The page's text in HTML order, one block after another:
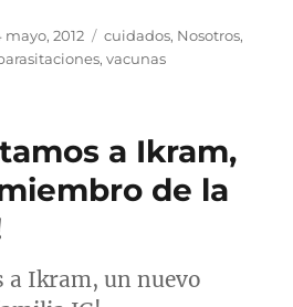
mayo, 2012 Categorías
cuidados, Nosotros,
,vacunas
a Ikram,
de la
a Ikram, un nuevo